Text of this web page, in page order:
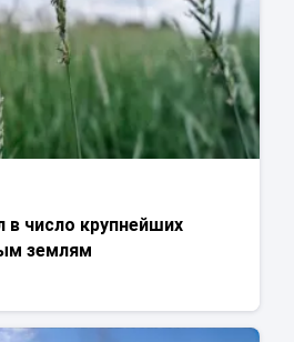
в число крупнейших
землям